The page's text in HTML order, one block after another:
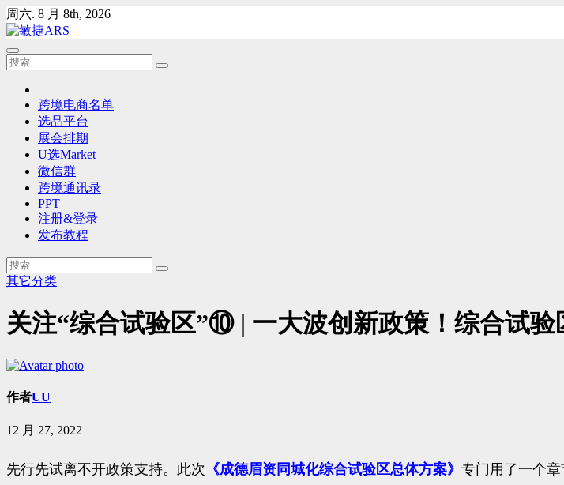
Skip
to
content
周六. 8 月 8th, 2026
跨境电商名单
选品平台
展会排期
U选Market
微信群
跨境通讯录
PPT
注册&登录
发布教程
其它分类
关注“综合试验区”⑩ | 一大波创新政策！综合试
作者UU
12 月 27, 2022
先行先试离不开政策支持。此次 《成德眉资同城化综合试验区总体方案》 专门用了一个